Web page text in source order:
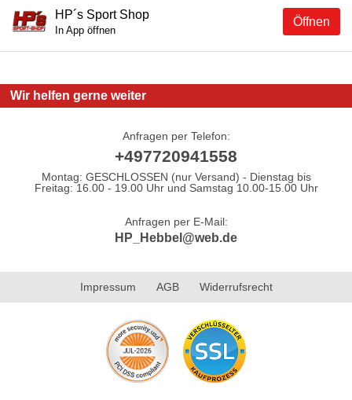
Öffnen
HP´s Sport Shop
In App öffnen
Wir helfen gerne weiter
Anfragen per Telefon:
+497720941558
Montag: GESCHLOSSEN (nur Versand) - Dienstag bis
Freitag: 16.00 - 19.00 Uhr und Samstag 10.00-15.00 Uhr
Anfragen per E-Mail:
HP_Hebbel@web.de
Impressum AGB Widerrufsrecht